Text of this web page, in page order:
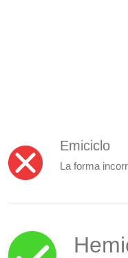
Emiciclo
La forma